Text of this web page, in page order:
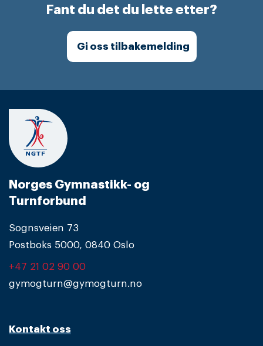
Fant du det du lette etter?
Gi oss tilbakemelding
Norges Gymnastikk- og
Turnforbund
Sognsveien 73
Postboks 5000, 0840 Oslo
+47 21 02 90 00
gymogturn@gymogturn.no
Kontakt oss